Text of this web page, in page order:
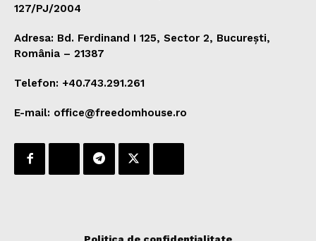
127/PJ/2004
Adresa: Bd. Ferdinand I 125, Sector 2, București,
România – 21387
Telefon: +40.743.291.261
E-mail: office@freedomhouse.ro